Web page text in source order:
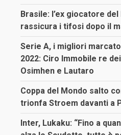
Brasile: l’ex giocatore
rassicura i tifosi dopo il
Serie A, i migliori
2022: Ciro Immobile re
Osimhen e Lautaro
Coppa del Mondo salto
trionfa Stroem davanti a
Inter, Lukaku: “Fino a